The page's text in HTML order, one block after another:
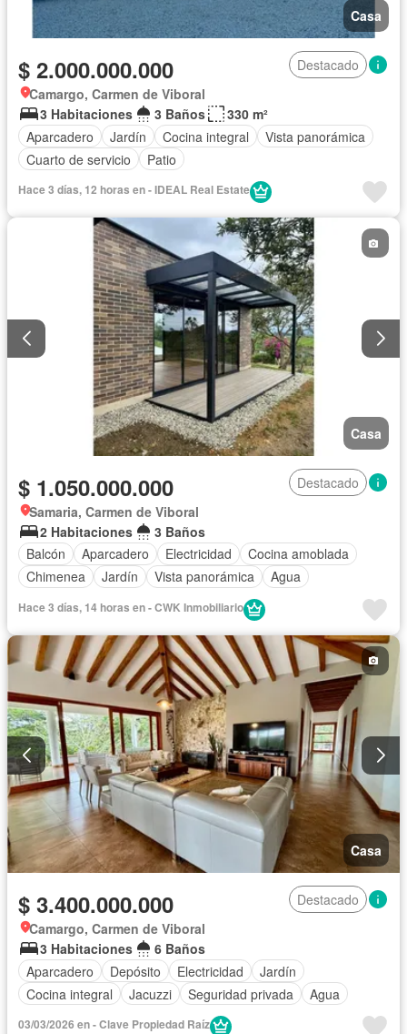
Casa
$ 2.000.000.000
Destacado
Camargo, Carmen de Viboral
3 Habitaciones
3 Baños
330 m²
Aparcadero
Jardín Cocina integral
Vista panorámica
Cuarto de servicio
Patio
Hace 3 días, 12 horas en - IDEAL Real Estate
Casa
$ 1.050.000.000
Destacado
Samaria, Carmen de Viboral
2 Habitaciones
3 Baños
Balcón
Aparcadero Electricidad
Cocina amoblada
Chimenea
Jardín Vista panorámica Agua
Hace 3 días, 14 horas en - CWK Inmobiliario
Casa
$ 3.400.000.000
Destacado
Camargo, Carmen de Viboral
3 Habitaciones
6 Baños
Aparcadero
Depósito Electricidad
Jardín
Cocina integral
Jacuzzi Seguridad privada Agua
03/03/2026 en - Clave Propiedad Raíz